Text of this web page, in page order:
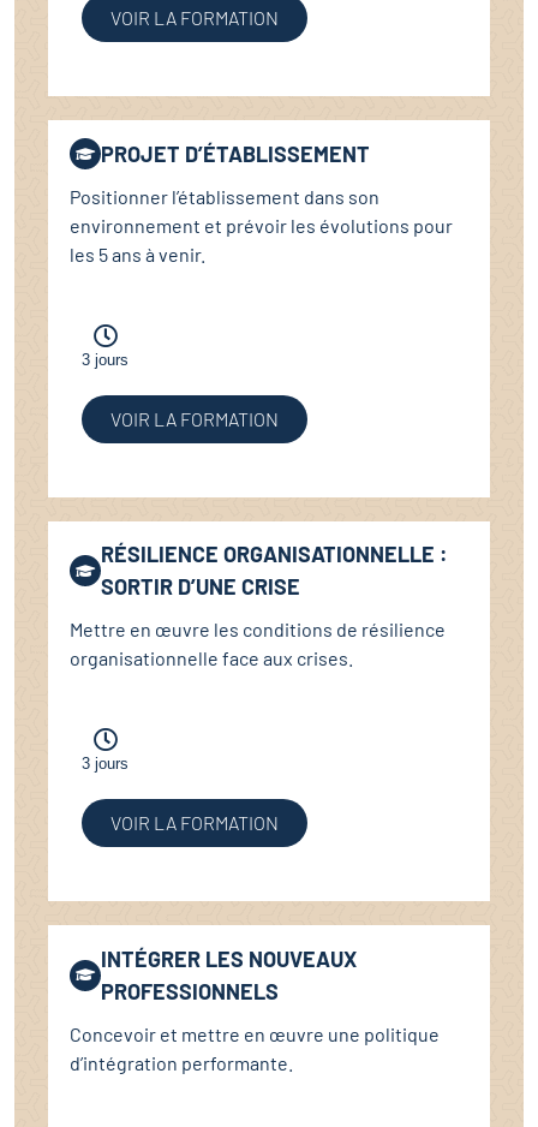
VOIR LA FORMATION
PROJET D’ÉTABLISSEMENT
Positionner l’établissement dans son
environnement et prévoir les évolutions pour
les 5 ans à venir.
3 jours
VOIR LA FORMATION
RÉSILIENCE ORGANISATIONNELLE :
SORTIR D’UNE CRISE
Mettre en œuvre les conditions de résilience
organisationnelle face aux crises.
3 jours
VOIR LA FORMATION
INTÉGRER LES NOUVEAUX
PROFESSIONNELS
Concevoir et mettre en œuvre une politique
d’intégration performante.